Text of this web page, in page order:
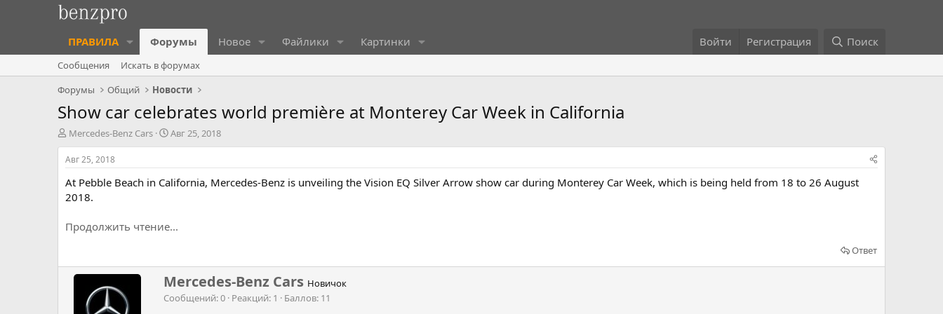
ПРАВИЛА Форумы Новое Файлики Картинки Войти Регистрация Поиск
Сообщения
Искать в форумах
Форумы
Общий Новости
Show car celebrates world première at Monterey Car Week in California
А
в
т
о
р
т
м
ы
Mercedes-Benz Cars
Д
а
а
н
л
Авг 25, 2018
Авг 25, 2018
At Pebble Beach in California, Mercedes-Benz is unveiling the Vision EQ Silver Arrow show car during Monterey Car Week, which is being held from 18 to 26 August
2018.
Продолжить чтение...
Ответ
Н
а
п
Mercedes-Benz Cars Новичок
Сообщений 0 Реакций 1 Баллов 11